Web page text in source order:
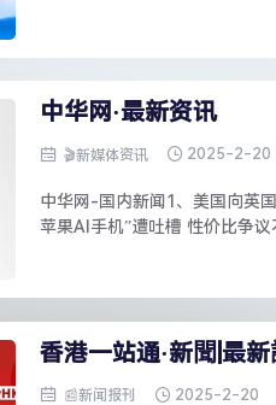
中华网·最新资讯
🎬新媒体资讯 2025-2-20
中华网-国内新闻1、美国向英
苹果AI手机”遭吐槽 性价比争
香港一站通·新聞|最
📰新闻报刊 2025-2-20